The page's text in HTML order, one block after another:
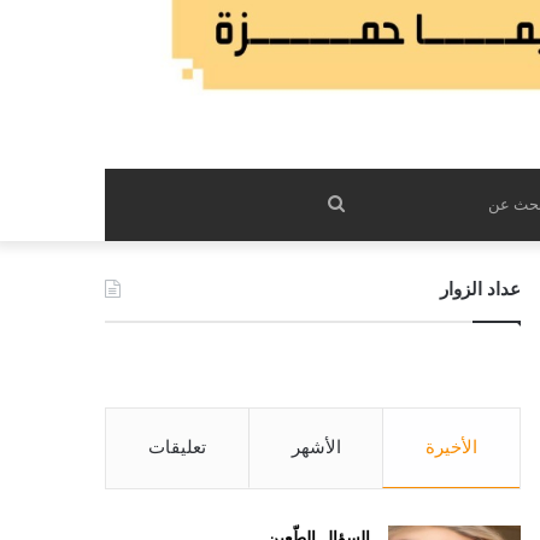
بحث
عداد الزوار
الأخيرة الأشهر تعليقات